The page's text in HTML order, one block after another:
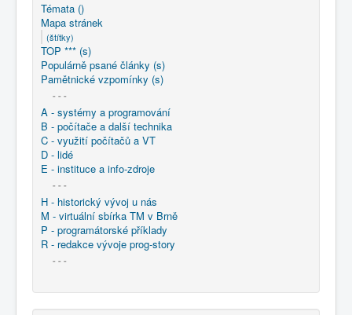
Témata ()
Mapa stránek
(štítky)
TOP *** (s)
Populárně psané články (s)
Pamětnické vzpomínky (s)
- - -
A - systémy a programování
B - počítače a další technika
C - využití počítačů a VT
D - lidé
E - instituce a info-zdroje
- - -
H - historický vývoj u nás
M - virtuální sbírka TM v Brně
P - programátorské příklady
R - redakce vývoje prog-story
- - -